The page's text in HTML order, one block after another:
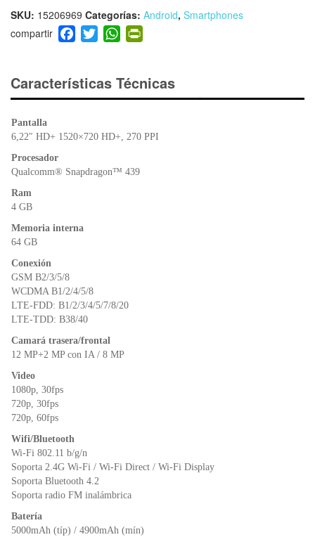
SKU: 15206969 Categorías: Android, Smartphones
F
a
e
b
o
T
wi
er
W
h
s
A
p
ri
e
dl
Características Técnicas
Pantalla
6,22″ HD+ 1520×720 HD+, 270 PPI
Procesador
Qualcomm® Snapdragon™ 439
Ram
4 GB
Memoria interna
64 GB
Conexión
GSM B2/3/5/8
WCDMA B1/2/4/5/8
LTE-FDD: B1/2/3/4/5/7/8/20
LTE-TDD: B38/40
Camará trasera/frontal
12 MP+2 MP con IA / 8 MP
Video
1080p, 30fps
720p, 30fps
720p, 60fps
Wifi/Bluetooth
Wi-Fi 802.11 b/g/n
Soporta 2.4G Wi-Fi / Wi-Fi Direct / Wi-Fi Display
Soporta Bluetooth 4.2
Soporta radio FM inalámbrica
Batería
5000mAh (típ) / 4900mAh (mín)